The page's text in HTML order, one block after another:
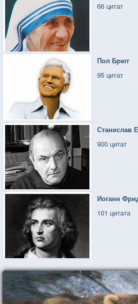
66 цитат
Пол Брегг
95 цитат
Станислав
900 цитат
Иоганн
101 цитата